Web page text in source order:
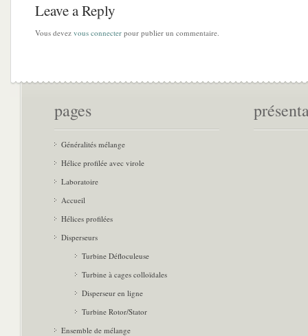
Leave a Reply
Vous devez vous connecter pour publier un commentaire.
pages
Généralités mélange
Hélice profilée avec virole
Laboratoire
Accueil
Hélices profilées
Disperseurs
Turbine Défloculeuse
Turbine à cages colloïdales
Disperseur en ligne
Turbine Rotor/Stator
Ensemble de mélange